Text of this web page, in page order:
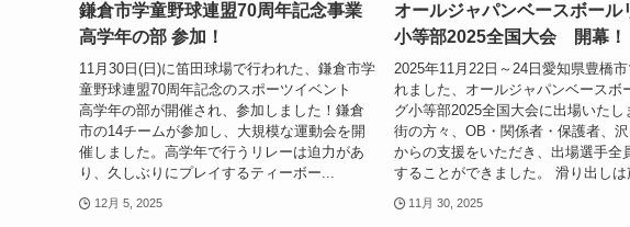
鎌倉市学童野球連盟70周年記念事業
高学年の部 参加！
11月30日(日)に笛田球場で行われた、鎌倉市学
童野球連盟70周年記念のスポーツイベント
高学年の部が開催され、参加しました！鎌倉
市の14チームが参加し、大規模な運動会を開
催しました。高学年で行うリレーは迫力があ
り、久しぶりにプレイするティーボー...
12月 5, 2025
オールジャパンベースボール
小等部2025全国大会 開幕！
2025年11月22日～24日愛知県豊橋市
れました、オールジャパンベースボ
グ小等部2025全国大会に出場いたし
街の方々、OB・関係者・保護者、沢
からの支援をいただき、出場選手全
することができました。 滑り出しは
11月 30, 2025